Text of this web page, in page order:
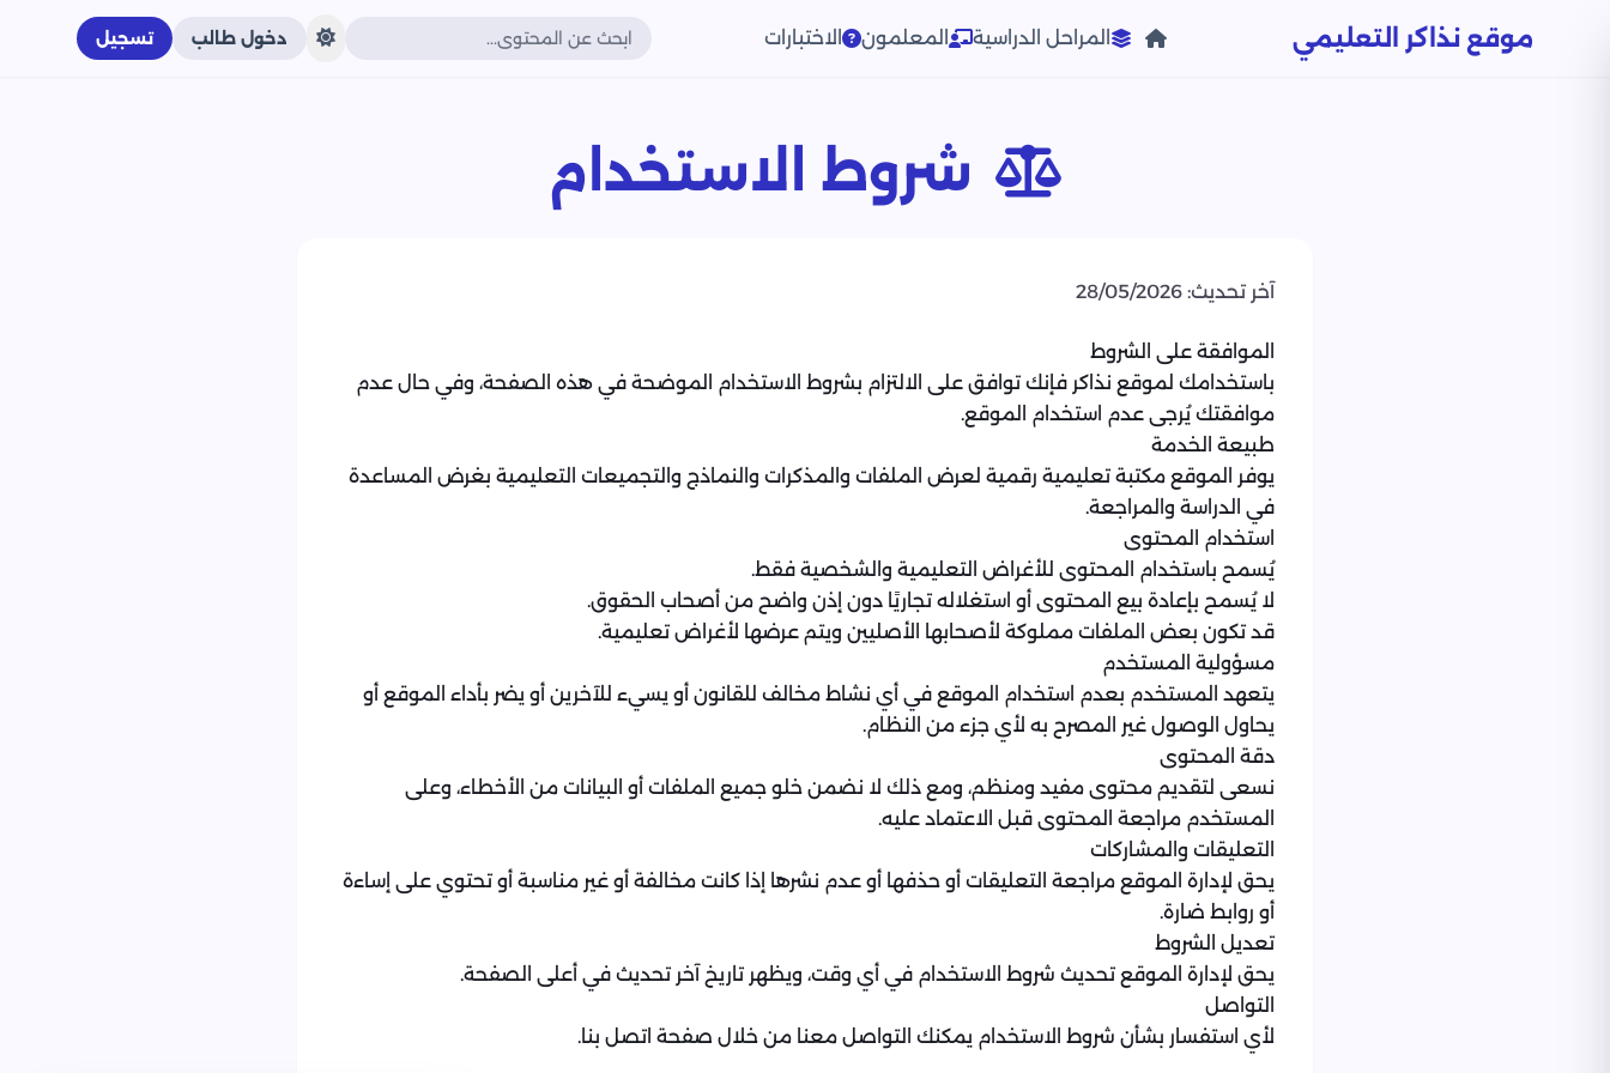
موقع نذاكر التعليمي المراحل الدراسية المعلمون الاختبارات دخول طالب تسجيل
شروط الاستخدام
آخر تحديث: 28/05/2026
الموافقة على الشروط
باستخدامك لموقع نذاكر فإنك توافق على الالتزام بشروط الاستخدام الموضحة في هذه الصفحة، وفي حال عدم
موافقتك يُرجى عدم استخدام الموقع.
طبيعة الخدمة
يوفر الموقع مكتبة تعليمية رقمية لعرض الملفات والمذكرات والنماذج والتجميعات التعليمية بغرض المساعدة
في الدراسة والمراجعة.
استخدام المحتوى
يُسمح باستخدام المحتوى للأغراض التعليمية والشخصية فقط.
لا يُسمح بإعادة بيع المحتوى أو استغلاله تجاريًا دون إذن واضح من أصحاب الحقوق.
قد تكون بعض الملفات مملوكة لأصحابها الأصليين ويتم عرضها لأغراض تعليمية.
مسؤولية المستخدم
يتعهد المستخدم بعدم استخدام الموقع في أي نشاط مخالف للقانون أو يسيء للآخرين أو يضر بأداء الموقع أو
يحاول الوصول غير المصرح به لأي جزء من النظام.
دقة المحتوى
نسعى لتقديم محتوى مفيد ومنظم، ومع ذلك لا نضمن خلو جميع الملفات أو البيانات من الأخطاء، وعلى
المستخدم مراجعة المحتوى قبل الاعتماد عليه.
التعليقات والمشاركات
يحق لإدارة الموقع مراجعة التعليقات أو حذفها أو عدم نشرها إذا كانت مخالفة أو غير مناسبة أو تحتوي على إساءة
أو روابط ضارة.
تعديل الشروط
يحق لإدارة الموقع تحديث شروط الاستخدام في أي وقت، ويظهر تاريخ آخر تحديث في أعلى الصفحة.
التواصل
لأي استفسار بشأن شروط الاستخدام يمكنك التواصل معنا من خلال صفحة اتصل بنا.